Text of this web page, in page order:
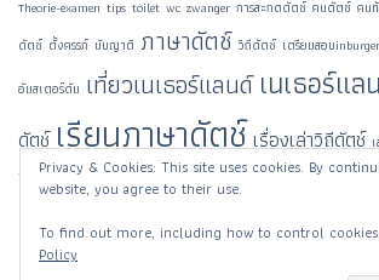
ปิด
โรงเรียน
Theorie-examen tips toilet wc zwanger การสะกดดัตช์ คนดัตช์ คน
ดัตช์ ตั้งครรภ์ นับญาติ ภาษาดัตช์ วิถีดัตช์ เตรียมสอบ
อัมสเตอร์ดัม เที่ยวเนเธอร์แลนด์ เนเธอร์แล
ดัตช์เรียนภาษาดัตช์เรื่องเล่าวิถีดัตช์
โคโรน่า
Privacy & Cookies: This site uses cookies. By
website, you agree to their use.
To find out more, including how to control
Policy